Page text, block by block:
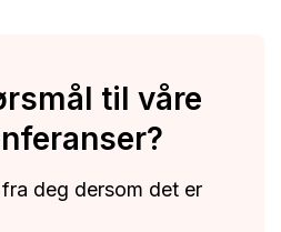
til våre
deg dersom det er